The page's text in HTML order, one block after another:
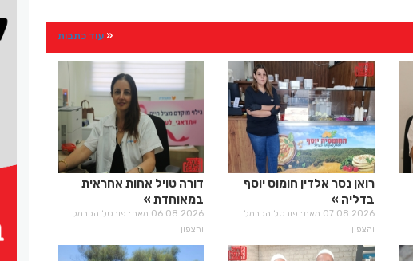
עוד כתבות
רואן נסר אלדין חומוס יוסף
בדליה
07.08.2026 מאת: פורטל הכרמל
והצפון
דורה טויל אחות אחראית
במאוחדת
06.08.2026 מאת: פורטל הכרמל
והצפון